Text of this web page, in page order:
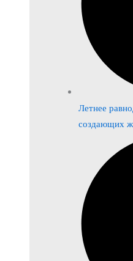
Летнее
создающих